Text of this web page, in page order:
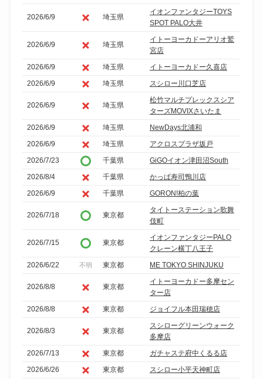
2026/6/9 埼玉県
イオンファンタジーTOYS
SPOT PALO大井
2026/6/9 埼玉県
イトーヨーカドーアリオ鷲
宮店
2026/6/9
埼玉県
イトーヨーカドー久喜店
2026/6/9
埼玉県 スシロー川口芝店
2026/6/9 埼玉県
松竹マルチプレックスシア
ターズMOVIXさいたま
2026/6/9
埼玉県
NewDays北浦和
2026/6/9
埼玉県
アクロスプラザ坂戸
2026/7/23
千葉県
GiGOイオン津田沼South
2026/8/4
千葉県
かっぱ寿司鴨川店
2026/6/9
千葉県 GORON!柏の葉
2026/7/18 東京都
タイトーステーション歌舞
伎町
2026/7/15 東京都
イオンファンタジーPALO
クレーン横丁八王子
2026/6/22
不明 東京都 ME TOKYO SHINJUKU
2026/8/8 東京都
イトーヨーカドー多摩セン
ター店
2026/8/8
東京都 ジョイフル本田瑞穂店
2026/8/3 東京都
スシローグリーンウォーク
多摩店
2026/7/13
東京都
ガチャステ府中くるる店
2026/6/26
東京都
スシロー小平天神町店